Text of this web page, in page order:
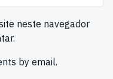
neste navegador
by email.